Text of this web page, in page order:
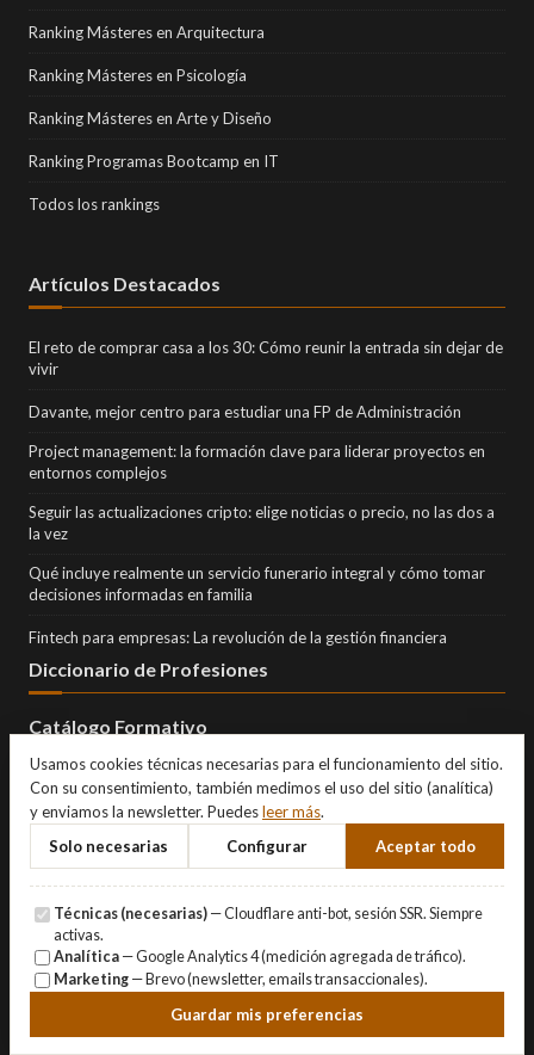
Ranking Másteres en Arquitectura
Ranking Másteres en Psicología
Ranking Másteres en Arte y Diseño
Ranking Programas Bootcamp en IT
Todos los rankings
Artículos Destacados
El reto de comprar casa a los 30: Cómo reunir la entrada sin dejar de
vivir
Davante, mejor centro para estudiar una FP de Administración
Project management: la formación clave para liderar proyectos en
entornos complejos
Seguir las actualizaciones cripto: elige noticias o precio, no las dos a
la vez
Qué incluye realmente un servicio funerario integral y cómo tomar
decisiones informadas en familia
Fintech para empresas: La revolución de la gestión financiera
Diccionario de Profesiones
Catálogo Formativo
Aviso Legal·Privacidad· Cookies ·Gestionar cookies
Usamos cookies técnicas necesarias para el funcionamiento del sitio.
Con su consentimiento, también medimos el uso del sitio (analítica)
y enviamos la newsletter. Puedesleer más.
Solo necesarias
Configurar Aceptar todo
Técnicas (necesarias) — Cloudflare anti-bot, sesión SSR. Siempre
activas.
Analítica — Google Analytics 4 (medición agregada de tráfico).
Marketing — Brevo (newsletter, emails transaccionales).
Guardar mis preferencias